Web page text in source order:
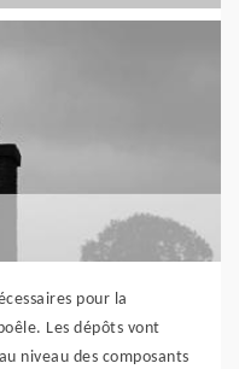
pour la
Les dépôts vont
niveau des composants